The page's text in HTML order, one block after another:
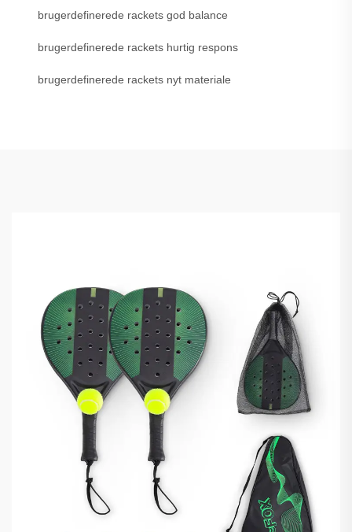
brugerdefinerede rackets god balance
brugerdefinerede rackets hurtig respons
brugerdefinerede rackets nyt materiale